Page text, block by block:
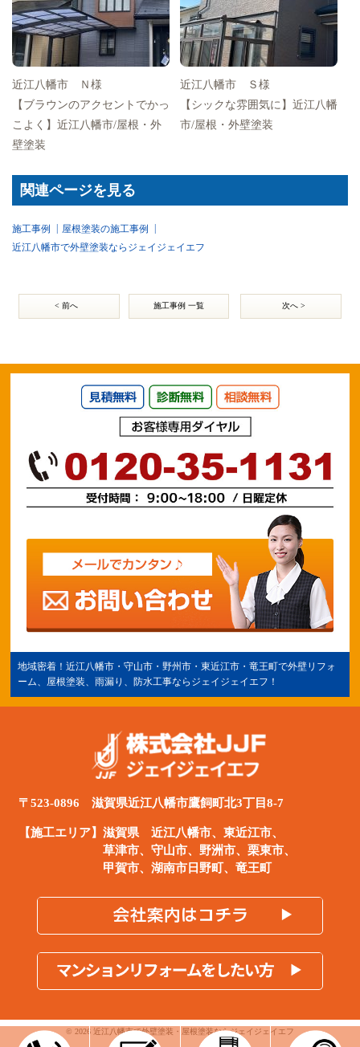
近江八幡市 Ｎ様
【ブラウンのアクセントでかっ
こよく】近江八幡市/屋根・外
壁塗装
近江八幡市 Ｓ様
【シックな雰囲気に】近江八幡
市/屋根・外壁塗装
関連ページを見る
施工事例
屋根塗装の施工事例
近江八幡市で外壁塗装ならジェイジェイエフ
< 前へ 施工事例 一覧 次へ >
地域密着！近江八幡市 ・守山市・野州市・東近江市 ・竜王町で外壁リフォ
ーム、屋根塗装、雨漏り、防水工事ならジェイジェイエフ！
〒523-0896 滋賀県近江八幡市鷹飼町北3丁目8-7
【施工エリア】滋賀県近江八幡市、東近江市、
草津市、守山市、野洲市、栗東市、
甲賀市、湖南市日野町、竜王町
© 2026 近江八幡市で外壁塗装・屋根塗装ならジェイジェイエフ